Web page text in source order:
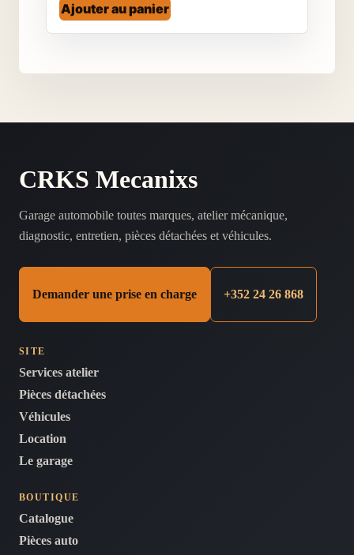
Ajouter au panier
CRKS Mecanixs
Garage automobile toutes marques, atelier mécanique,
diagnostic, entretien, pièces détachées et véhicules.
Demander une prise en charge +352 24 26 868
SITE
Services atelier
Pièces détachées
Véhicules
Location
Le garage
BOUTIQUE
Catalogue
Pièces auto